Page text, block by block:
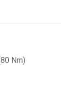
Nm)